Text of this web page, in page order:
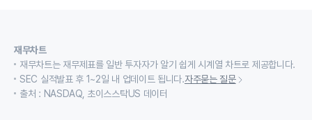
재무차트
재무차트는 재무제표를 일반 투자자가 알기 쉽게 시계열 차트로 제공합니다.
SEC 실적발표 후 1~2일 내 업데이트 됩니다.자주묻는 질문
출처 : NASDAQ, 초이스스탁US 데이터